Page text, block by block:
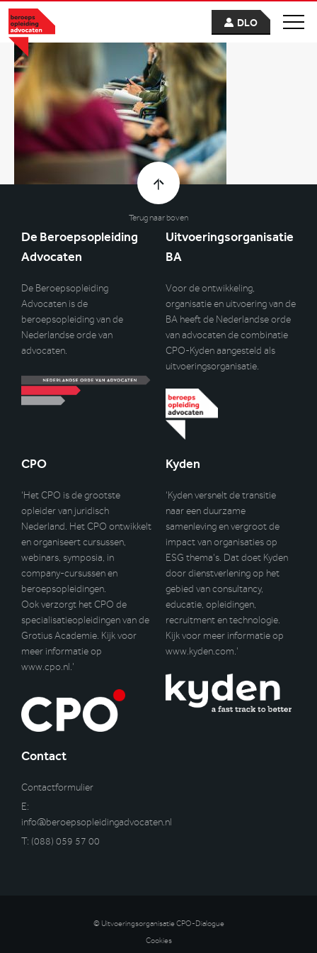
DLO
Terug naar boven
De Beroepsopleiding
Advocaten
De Beroepsopleiding
Advocaten is de
beroepsopleiding van de
Nederlandse orde van
advocaten.
Uitvoeringsorganisatie
BA
Voor de ontwikkeling,
organisatie en uitvoering van de
BA heeft de Nederlandse orde
van advocaten de combinatie
CPO-Kyden aangesteld als
uitvoeringsorganisatie.
CPO
‘Het CPO is de grootste
opleider van juridisch
Nederland. Het CPO ontwikkelt
en organiseert cursussen,
webinars, symposia, in
company-cursussen en
beroepsopleidingen.
Ook verzorgt het CPO de
specialisatieopleidingen van de
Grotius Academie. Kijk voor
meer informatie op
www.cpo.nl.’
Kyden
‘Kyden versnelt de transitie
naar een duurzame
samenleving en vergroot de
impact van organisaties op
ESG thema’s. Dat doet Kyden
door dienstverlening op het
gebied van consultancy,
educatie, opleidingen,
recruitment en technologie.
Kijk voor meer informatie op
www.kyden.com.’
Contact
Contactformulier
E:
info@beroepsopleidingadvocaten.nl
T: (088) 059 57 00
© Uitvoeringsorganisatie CPO-Dialogue
Cookies